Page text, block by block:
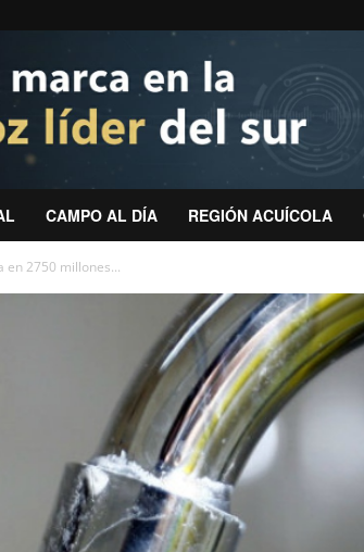
CAMPO AL DÍA REGIÓN ACUÍCOLA
en 2750 millones...